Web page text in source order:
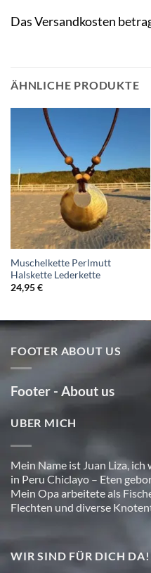
Das Versandkosten
ÄHNLICHE PRODUKTE
Muschelkette Perlmutt
Halskette Lederkette
24,95€
FOOTER ABOUT US
Footer - About us
UBER MICH
Mein Name ist Juan Liza,
in Peru Chiclayo – Eten
Mein Opa arbeitete als
Flechten und diverse
WIR SIND FÜR DICH DA!